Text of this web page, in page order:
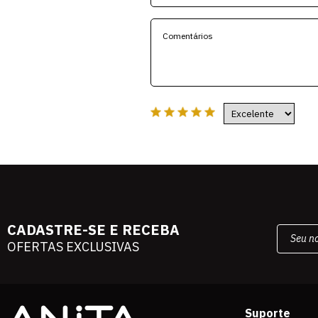
CADASTRE-SE E RECEBA
OFERTAS EXCLUSIVAS
Suporte